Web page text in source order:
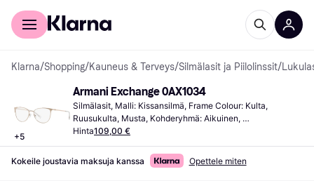
Kuluttajille
Klarna/Shopping/Kauneus & Terveys/Silmälasit ja Piilolinssit/
+5
Armani Exchange 0AX1034
Silmälasit, Malli: Kissansilmä, Frame Colour: Kulta,
Ruusukulta, Musta, Kohderyhmä: Aikuinen,
Runkomateriaali: Metalli
Hinta109,00 €
Kokeile joustavia maksuja kanssa Opettele miten